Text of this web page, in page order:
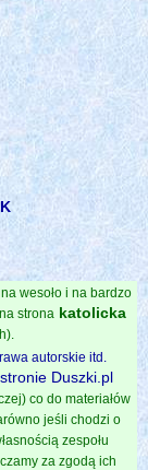
wesoło i na bardzo
strona katolicka
autorskie itd.
Duszki.pl
co do materiałów
jeśli chodzi o
zespołu
za zgodą ich